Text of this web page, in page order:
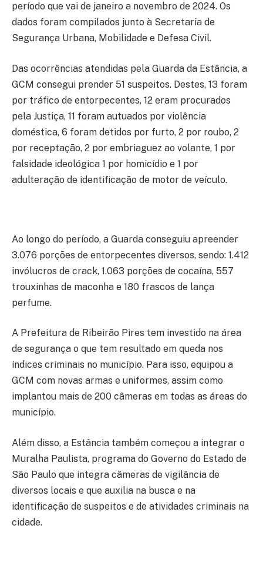
período que vai de janeiro a novembro de 2024. Os
dados foram compilados junto à Secretaria de
Segurança Urbana, Mobilidade e Defesa Civil.
Das ocorrências atendidas pela Guarda da Estância, a
GCM consegui prender 51 suspeitos. Destes, 13 foram
por tráfico de entorpecentes, 12 eram procurados
pela Justiça, 11 foram autuados por violência
doméstica, 6 foram detidos por furto, 2 por roubo, 2
por receptação, 2 por embriaguez ao volante, 1 por
falsidade ideológica 1 por homicídio e 1 por
adulteração de identificação de motor de veículo.
Ao longo do período, a Guarda conseguiu apreender
3.076 porções de entorpecentes diversos, sendo: 1.412
invólucros de crack, 1.063 porções de cocaína, 557
trouxinhas de maconha e 180 frascos de lança
perfume.
A Prefeitura de Ribeirão Pires tem investido na área
de segurança o que tem resultado em queda nos
índices criminais no município. Para isso, equipou a
GCM com novas armas e uniformes, assim como
implantou mais de 200 câmeras em todas as áreas do
município.
Além disso, a Estância também começou a integrar o
Muralha Paulista, programa do Governo do Estado de
São Paulo que integra câmeras de vigilância de
diversos locais e que auxilia na busca e na
identificação de suspeitos e de atividades criminais na
cidade.